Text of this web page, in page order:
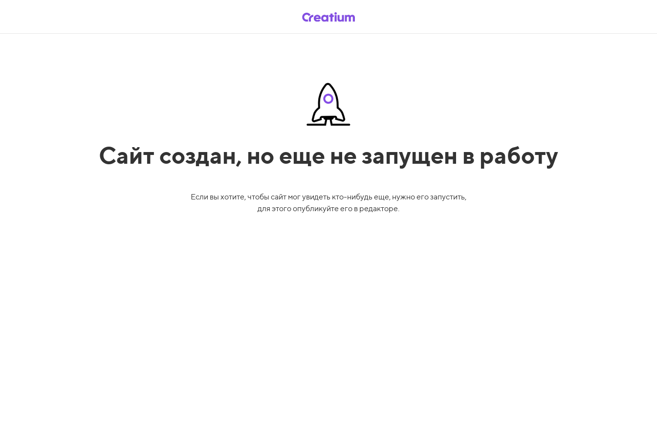
Сайт создан, но еще не запущен в работу
Если вы хотите, чтобы сайт мог увидеть кто-нибудь еще, нужно его запустить,
для этого опубликуйте его в редакторе.